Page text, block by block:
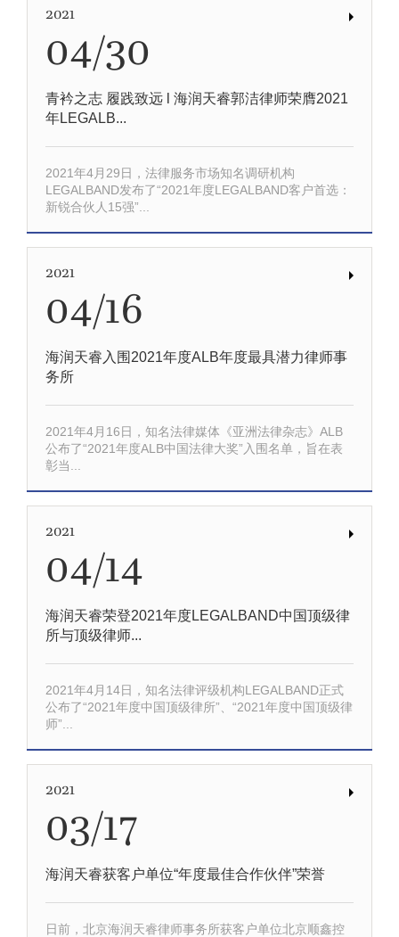
2021
04/30
青衿之志 履践致远 l 海润天睿郭洁律师荣膺2021
年LEGALB...
2021年4月29日，法律服务市场知名调研机构
LEGALBAND发布了“2021年度LEGALBAND客户首选：
新锐合伙人15强”...
2021
04/16
海润天睿入围2021年度ALB年度最具潜力律师事
务所
2021年4月16日，知名法律媒体《亚洲法律杂志》ALB
公布了“2021年度ALB中国法律大奖”入围名单，旨在表
彰当...
2021
04/14
海润天睿荣登2021年度LEGALBAND中国顶级律
所与顶级律师...
2021年4月14日，知名法律评级机构LEGALBAND正式
公布了“2021年度中国顶级律所”、“2021年度中国顶级律
师”...
2021
03/17
海润天睿获客户单位“年度最佳合作伙伴”荣誉
日前，北京海润天睿律师事务所获客户单位北京顺鑫控